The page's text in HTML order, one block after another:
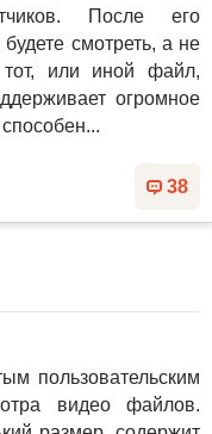
После его
смотреть, а не
тот, или иной файл,
огромное
38
пользовательским
видео файлов.